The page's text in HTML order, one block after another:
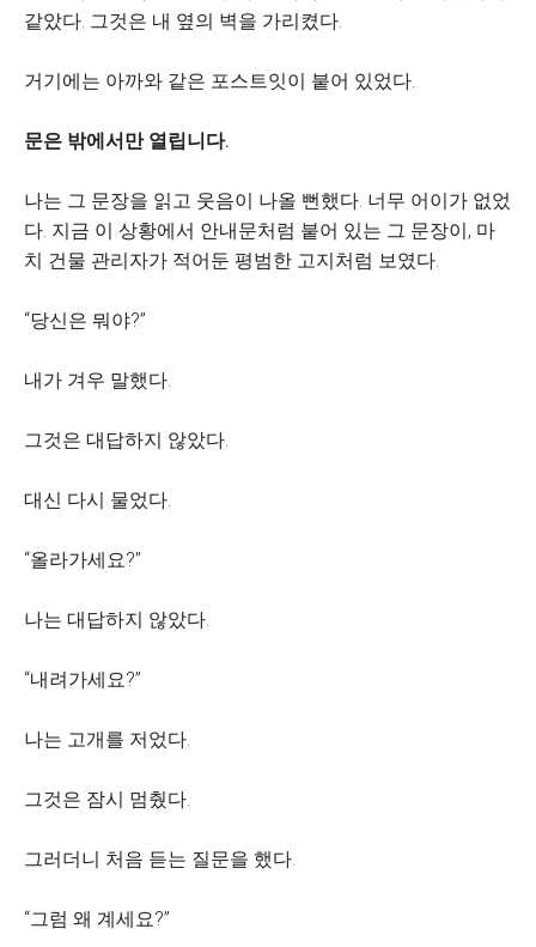
같았다. 그것은 내 옆의 벽을 가리켰다.
거기에는 아까와 같은 포스트잇이 붙어 있었다.
문은 밖에서만 열립니다.
나는 그 문장을 읽고 웃음이 나올 뻔했다. 너무 어이가 없었
다. 지금 이 상황에서 안내문처럼 붙어 있는 그 문장이, 마
치 건물 관리자가 적어둔 평범한 고지처럼 보였다.
“당신은 뭐야?”
내가 겨우 말했다.
그것은 대답하지 않았다.
대신 다시 물었다.
“올라가세요?”
나는 대답하지 않았다.
“내려가세요?”
나는 고개를 저었다.
그것은 잠시 멈췄다.
그러더니 처음 듣는 질문을 했다.
“그럼 왜 계세요?”